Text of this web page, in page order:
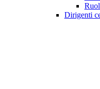
Dirigenti